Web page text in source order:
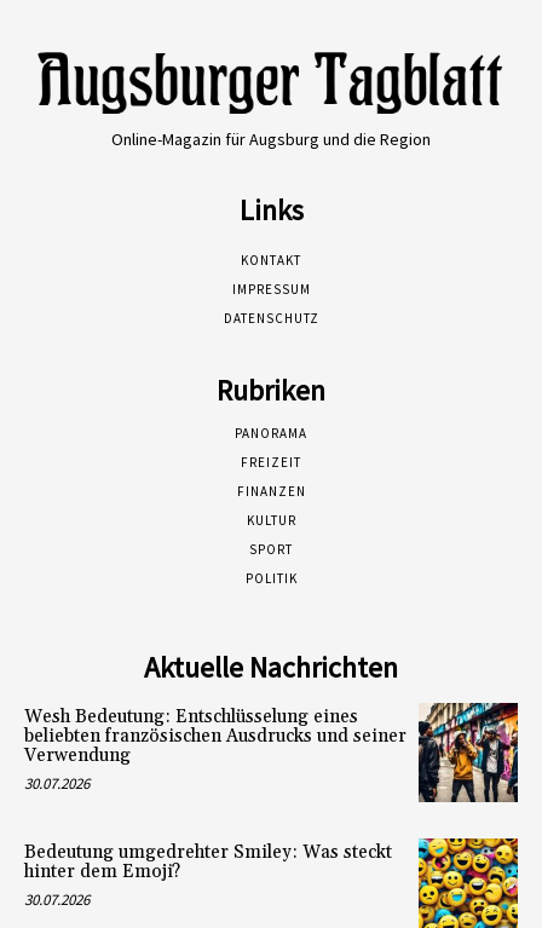
Online-Magazin für Augsburg und die Region
Links
KONTAKT
IMPRESSUM
DATENSCHUTZ
Rubriken
PANORAMA
FREIZEIT
FINANZEN
KULTUR
SPORT
POLITIK
Aktuelle Nachrichten
Wesh Bedeutung: Entschlüsselung eines
beliebten französischen Ausdrucks und seiner
Verwendung
30.07.2026
Bedeutung umgedrehter Smiley: Was steckt
hinter dem Emoji?
30.07.2026